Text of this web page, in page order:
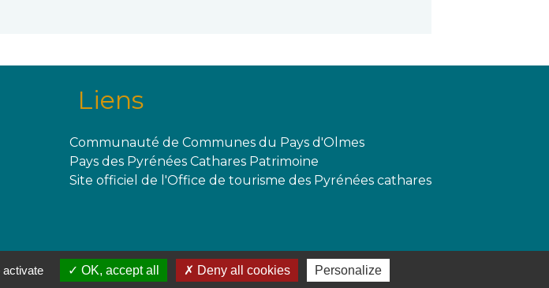
Liens
Communauté de Communes du Pays d'Olmes
Pays des Pyrénées Cathares Patrimoine
Site officiel de l'Office de tourisme des Pyrénées cathares
activate OK, accept all Deny all cookies Personalize